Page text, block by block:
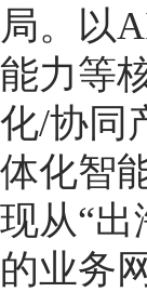
局。以
能力等
化/协同
体化智
现从“出
的业务